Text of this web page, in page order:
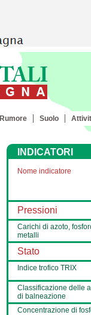
Rumore Suolo
INDICATORI
Nome indicatore
Pressioni
Carichi di azoto,
metalli
Stato
Indice trofico TRIX
Classificazione delle
di balneazione
Concentrazione di